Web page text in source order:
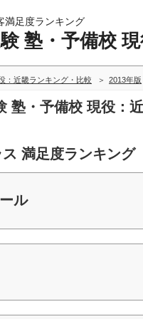
満足度ランキング
塾・予備校
：近畿ランキング・比較 2013年版
塾・予備校 現役：
満足度ランキング
ル